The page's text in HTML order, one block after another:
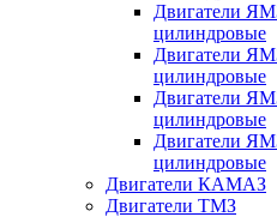
Двигатели
цилиндровые
Двигатели
цилиндровые
Двигатели
цилиндровые
Двигатели
цилиндровые
Двигатели КАМАЗ
Двигатели ТМЗ